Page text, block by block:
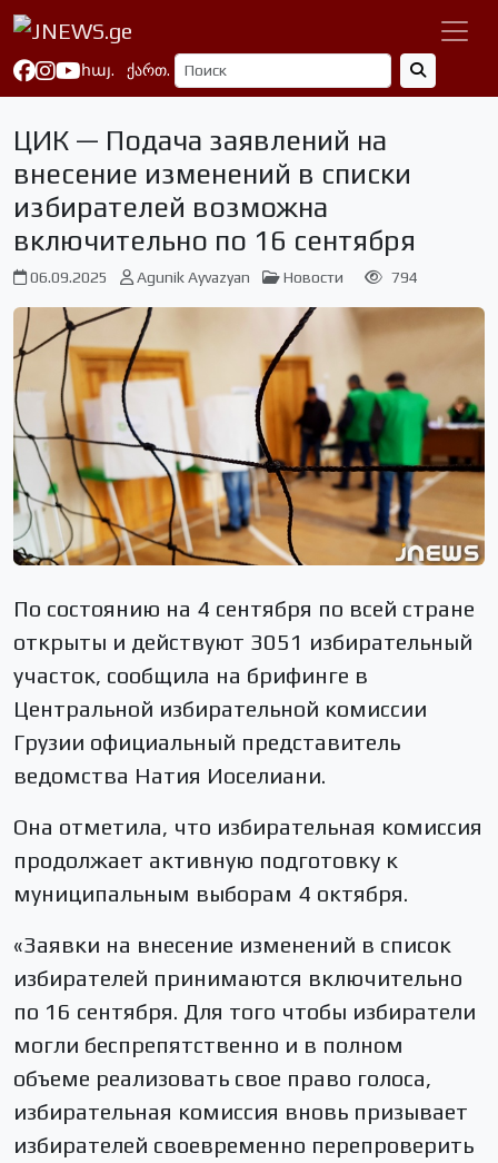
հայ. ქართ.
ЦИК — Подача заявлений на
внесение изменений в списки
избирателей возможна
включительно по 16 сентября
06.09.2025 Agunik Ayvazyan Новости 794
По состоянию на 4 сентября по всей стране
открыты и действуют 3051 избирательный
участок, сообщила на брифинге в
Центральной избирательной комиссии
Грузии официальный представитель
ведомства Натия Иоселиани.
Она отметила, что избирательная комиссия
продолжает активную подготовку к
муниципальным выборам 4 октября.
«Заявки на внесение изменений в список
избирателей принимаются включительно
по 16 сентября. Для того чтобы избиратели
могли беспрепятственно и в полном
объеме реализовать свое право голоса,
избирательная комиссия вновь призывает
избирателей своевременно перепроверить